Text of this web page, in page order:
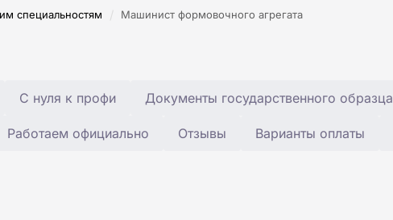
специальностям / Машинист формовочного агрегата
С нуля к профи Документы государственного образца
Работаем официально Отзывы Варианты оплаты